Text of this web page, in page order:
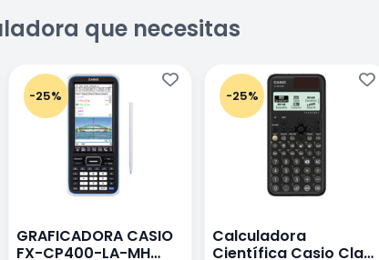
que necesitas
-25%
GRAFICADORA CASIO
FX-CP400-LA-MH
-25%
Calculadora
Científica Casio Class